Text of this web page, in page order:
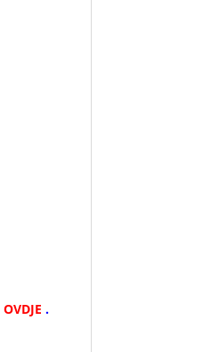
OVDJE .